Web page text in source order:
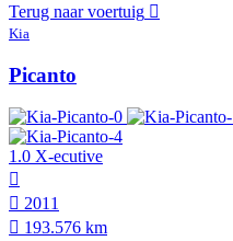
Terug naar voertuig
Kia
Picanto
1.0 X-ecutive
2011
193.576 km